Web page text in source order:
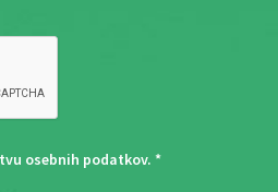
osebnih podatkov. *